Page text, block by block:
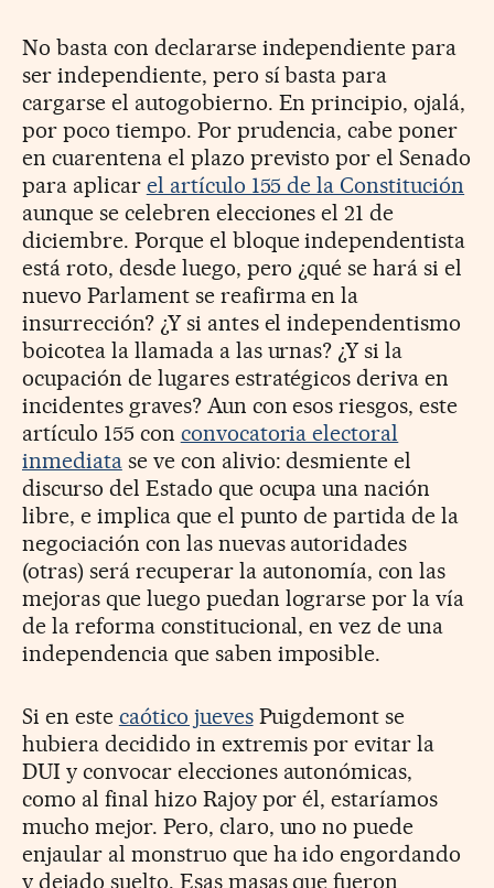
No basta con declararse independiente para
ser independiente, pero sí basta para
cargarse el autogobierno. En principio, ojalá,
por poco tiempo. Por prudencia, cabe poner
en cuarentena el plazo previsto por el Senado
para aplicar el artículo 155 de la Constitución
aunque se celebren elecciones el 21 de
diciembre. Porque el bloque independentista
está roto, desde luego, pero ¿qué se hará si el
nuevo Parlament se reafirma en la
insurrección? ¿Y si antes el independentismo
boicotea la llamada a las urnas? ¿Y si la
ocupación de lugares estratégicos deriva en
incidentes graves? Aun con esos riesgos, este
artículo 155 con convocatoria electoral
inmediatase ve con alivio: desmiente el
discurso del Estado que ocupa una nación
libre, e implica que el punto de partida de la
negociación con las nuevas autoridades
(otras) será recuperar la autonomía, con las
mejoras que luego puedan lograrse por la vía
de la reforma constitucional, en vez de una
independencia que saben imposible.
Si en este caótico juevesPuigdemont se
hubiera decidido in extremis por evitar la
DUI y convocar elecciones autonómicas,
como al final hizo Rajoy por él, estaríamos
mucho mejor. Pero, claro, uno no puede
enjaular al monstruo que ha ido engordando
y dejado suelto. Esas masas que fueron